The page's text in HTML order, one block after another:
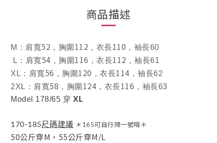
商品描述
M ：肩寬52 ，胸圍 112 ，衣長110 ，袖長60
L ：肩寬54 ，胸圍 116 ，衣長112 ，袖長61
XL ：肩寬56 ，胸圍 120 ，衣長114 ，袖長62
2XL ：肩寬58 ，胸圍 124 ，衣長116 ，袖長63
Model 178/65 穿 XL
170-185尺碼建議 ＊165可自行降一號唷＊
50公斤穿M， 55公斤穿M/L